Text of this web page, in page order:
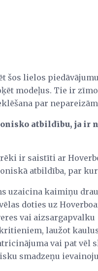
šos lielos
modeļus. Tie ir
par
atbildību, ja ir
ir saistīti ar
atbildība, par
uzaicina kaimiņu
doties uz
vai aizsargapvalku
laužot
vai pat vēl
smadzeņu